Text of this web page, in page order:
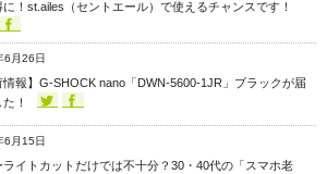
に！st.ailes（セントエール）で使えるチャンスです！
6月26日
情報】G-SHOCK nano「DWN-5600-1JR」ブラックが届
！
6月15日
ライトカットだけでは不十分？30・40代の「スマホ老